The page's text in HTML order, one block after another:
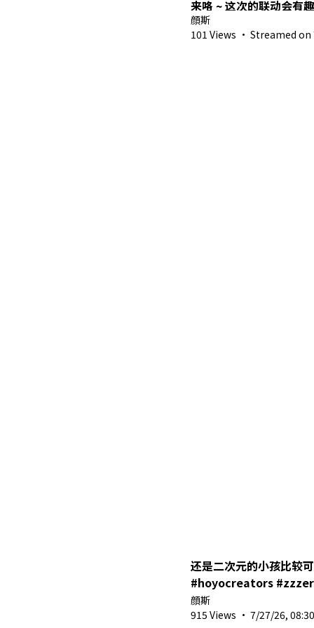
来咯 ~ 这次的联动会有
顔斯
101 Views · Streamed on
还是二次元的小孩比较
#hoyocreators
顔斯
915 Views · 7/27/26, 08:30